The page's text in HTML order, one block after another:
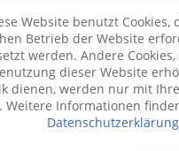
· 100% Baumwolle · Textiles
· Damen Bademantel...
Website benutzt Cookies,
Betrieb der Website
werden. Andere
dieser Website
dienen, werden nur mit
Weitere Informationen
Datenschutzerklärung